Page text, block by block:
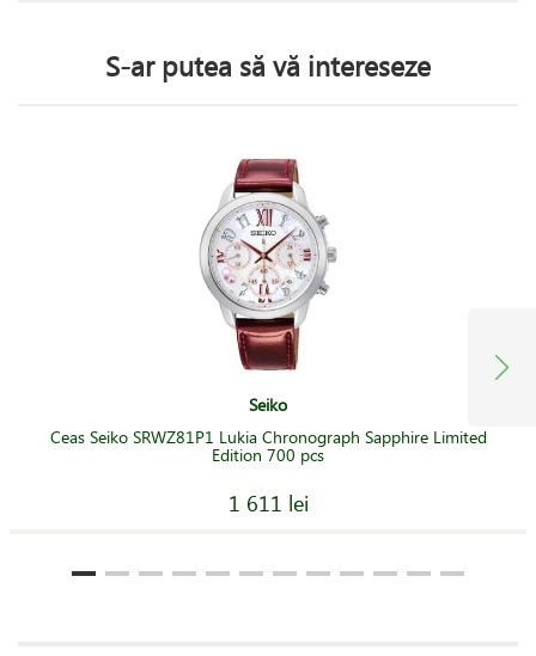
S-ar putea să vă intereseze
Seiko
Ceas Seiko SRWZ81P1 Lukia Chronograph Sapphire Limited
Edition 700 pcs
1 611 lei